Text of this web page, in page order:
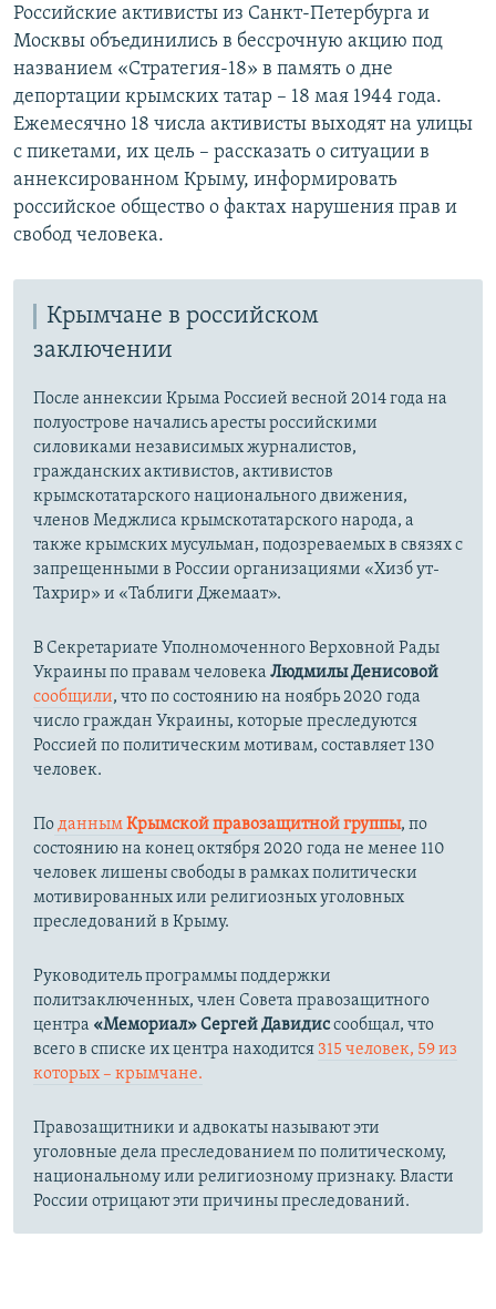
Российские активисты из Санкт-Петербурга и
Москвы объединились в бессрочную акцию под
названием «Стратегия-18» в память о дне
депортации крымских татар – 18 мая 1944 года.
Ежемесячно 18 числа активисты выходят на улицы
с пикетами, их цель – рассказать о ситуации в
аннексированном Крыму, информировать
российское общество о фактах нарушения прав и
свобод человека.
Крымчане в российском
заключении
После аннексии Крыма Россией весной 2014 года на
полуострове начались аресты российскими
силовиками независимых журналистов,
гражданских активистов, активистов
крымскотатарского национального движения,
членов Меджлиса крымскотатарского народа, а
также крымских мусульман, подозреваемых в связях с
запрещенными в России организациями «Хизб ут-
Тахрир» и «Таблиги Джемаат».
В Секретариате Уполномоченного Верховной Рады
Украины по правам человека Людмилы Денисовой
сообщили, что по состоянию на ноябрь 2020 года
число граждан Украины, которые преследуются
Россией по политическим мотивам, составляет 130
человек.
ПоданнымКрымской правозащитной группы, по
состоянию на конец октября 2020 года не менее 110
человек лишены свободы в рамках политически
мотивированных или религиозных уголовных
преследований в Крыму.
Руководитель программы поддержки
политзаключенных, член Совета правозащитного
центра «Мемориал»Сергей Давидиссообщал, что
всего в списке их центра находится 315 человек, 59 из
которых – крымчане.​
Правозащитники и адвокаты называют эти
уголовные дела преследованием по политическому,
национальному или религиозному признаку. Власти
России отрицают эти причины преследований.